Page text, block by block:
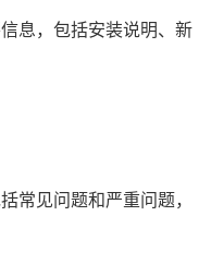
信息， 包括安装说明、 新
常见问题和严重问题，